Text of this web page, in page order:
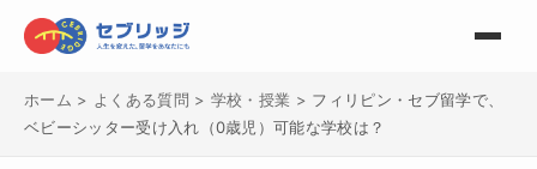
ホーム > よくある質問 > 学校・授業 > フィリピン・セブ留学で、
ベビーシッター受け入れ（0歳児）可能な学校は？